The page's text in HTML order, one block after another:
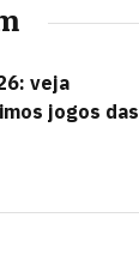
veja
jogos das